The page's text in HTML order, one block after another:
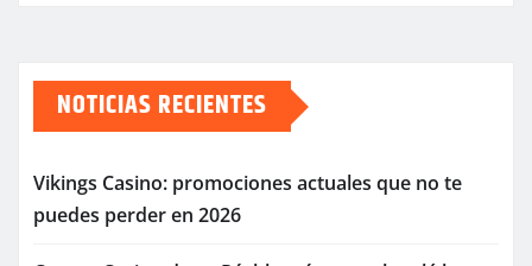
NOTICIAS RECIENTES
Vikings Casino: promociones actuales que no te
puedes perder en 2026